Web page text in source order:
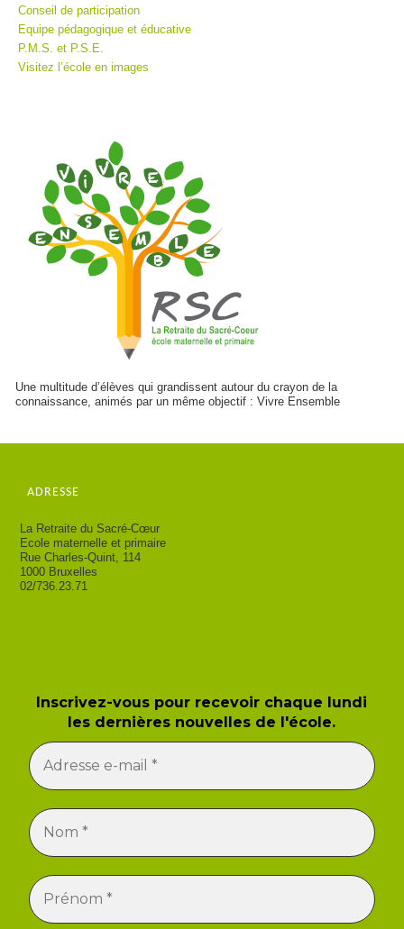
Conseil de participation
Equipe pédagogique et éducative
P.M.S. et P.S.E.
Visitez l’école en images
Une multitude d’élèves qui grandissent autour du crayon de la
connaissance, animés par un même objectif : Vivre Ensemble
ADRESSE
La Retraite du Sacré-Cœur
Ecole maternelle et primaire
Rue Charles-Quint, 114
1000 Bruxelles
02/736.23.71
Inscrivez-vous pour recevoir chaque lundi
les dernières nouvelles de l'école.